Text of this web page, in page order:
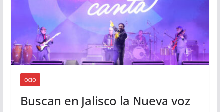
OCIO
Buscan en Jalisco la Nueva voz